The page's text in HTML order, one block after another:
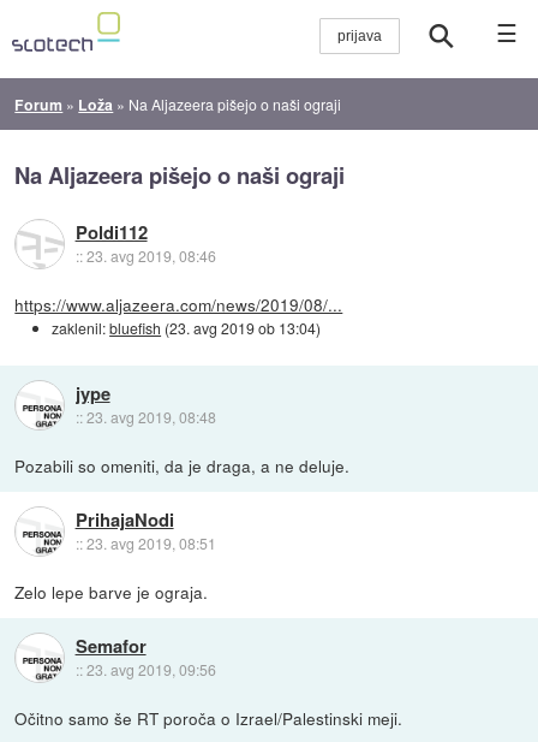
☰
Forum » Loža » Na Aljazeera pišejo o naši ograji
Na Aljazeera pišejo o naši ograji
Poldi112
::23. avg 2019, 08:46
https://www.aljazeera.com/news/2019/08/...
zaklenil:bluefish (23. avg 2019 ob 13:04)
jype
::23. avg 2019, 08:48
Pozabili so omeniti, da je draga, a ne deluje.
PrihajaNodi
::23. avg 2019, 08:51
Zelo lepe barve je ograja.
Semafor
::23. avg 2019, 09:56
Očitno samo še RT poroča o Izrael/Palestinski meji.